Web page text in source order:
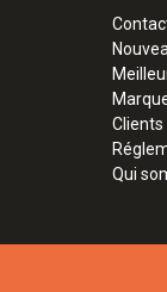
Qui